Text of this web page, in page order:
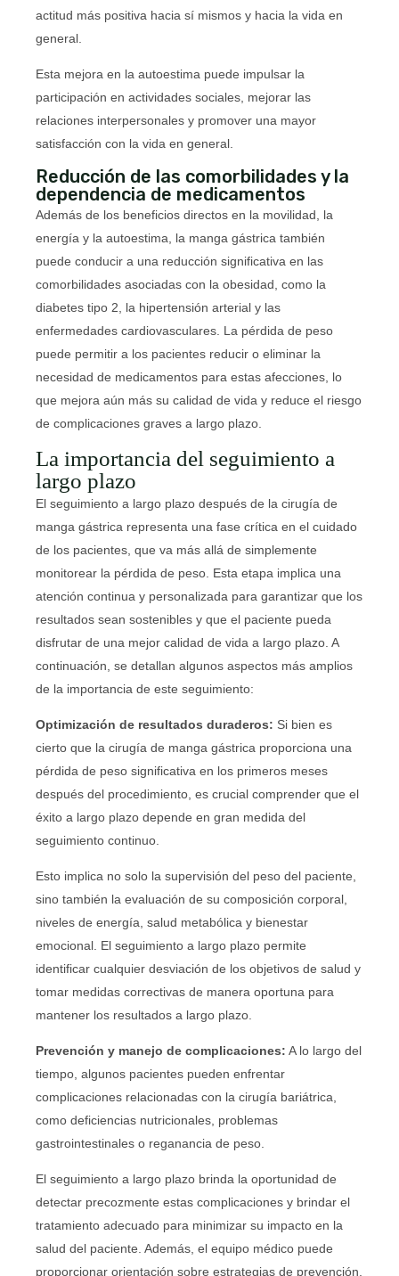
actitud más positiva hacia sí mismos y hacia la vida en
general.
Esta mejora en la autoestima puede impulsar la
participación en actividades sociales, mejorar las
relaciones interpersonales y promover una mayor
satisfacción con la vida en general.
Reducción de las comorbilidades y la
dependencia de medicamentos
Además de los beneficios directos en la movilidad, la
energía y la autoestima, la manga gástrica también
puede conducir a una reducción significativa en las
comorbilidades asociadas con la obesidad, como la
diabetes tipo 2, la hipertensión arterial y las
enfermedades cardiovasculares. La pérdida de peso
puede permitir a los pacientes reducir o eliminar la
necesidad de medicamentos para estas afecciones, lo
que mejora aún más su calidad de vida y reduce el riesgo
de complicaciones graves a largo plazo.
La importancia del seguimiento a
largo plazo
El seguimiento a largo plazo después de la cirugía de
manga gástrica representa una fase crítica en el cuidado
de los pacientes, que va más allá de simplemente
monitorear la pérdida de peso. Esta etapa implica una
atención continua y personalizada para garantizar que los
resultados sean sostenibles y que el paciente pueda
disfrutar de una mejor calidad de vida a largo plazo. A
continuación, se detallan algunos aspectos más amplios
de la importancia de este seguimiento:
Optimización de resultados duraderos: Si bien es
cierto que la cirugía de manga gástrica proporciona una
pérdida de peso significativa en los primeros meses
después del procedimiento, es crucial comprender que el
éxito a largo plazo depende en gran medida del
seguimiento continuo.
Esto implica no solo la supervisión del peso del paciente,
sino también la evaluación de su composición corporal,
niveles de energía, salud metabólica y bienestar
emocional. El seguimiento a largo plazo permite
identificar cualquier desviación de los objetivos de salud y
tomar medidas correctivas de manera oportuna para
mantener los resultados a largo plazo.
Prevención y manejo de complicaciones: A lo largo del
tiempo, algunos pacientes pueden enfrentar
complicaciones relacionadas con la cirugía bariátrica,
como deficiencias nutricionales, problemas
gastrointestinales o reganancia de peso.
El seguimiento a largo plazo brinda la oportunidad de
detectar precozmente estas complicaciones y brindar el
tratamiento adecuado para minimizar su impacto en la
salud del paciente. Además, el equipo médico puede
proporcionar orientación sobre estrategias de prevención,